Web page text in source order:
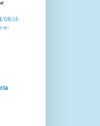
08/if-
e-